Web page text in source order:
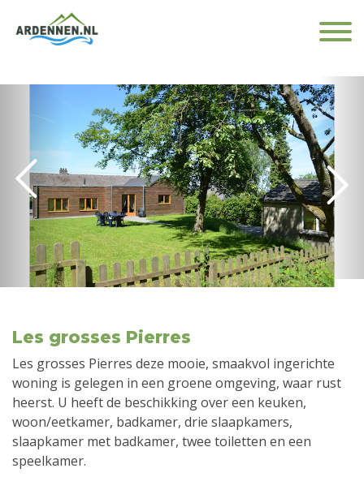
Les grosses Pierres
Les grosses Pierres deze mooie, smaakvol ingerichte
woning is gelegen in een groene omgeving, waar rust
heerst. U heeft de beschikking over een keuken,
woon/eetkamer, badkamer, drie slaapkamers,
slaapkamer met badkamer, twee toiletten en een
speelkamer.